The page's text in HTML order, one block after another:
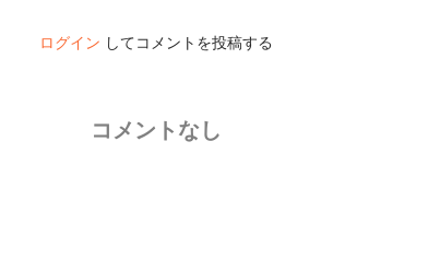
ログイン してコメントを投稿する
コメントなし